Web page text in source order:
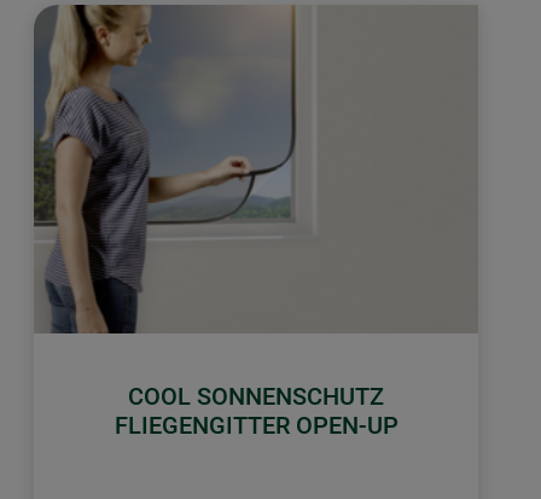
COOL SONNENSCHUTZ
FLIEGENGITTER OPEN-UP